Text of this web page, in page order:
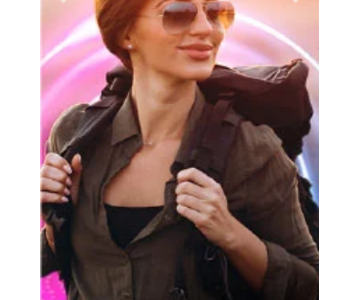
Previous Next